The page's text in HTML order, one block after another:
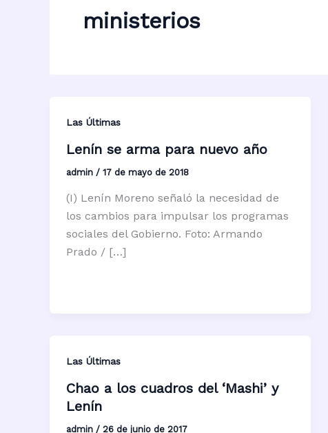
ministerios
Las Últimas
Lenín se arma para nuevo año
admin / 17 de mayo de 2018
(I) Lenín Moreno señaló la necesidad de
los cambios para impulsar los programas
sociales del Gobierno. Foto: Armando
Prado / […]
Las Últimas
Chao a los cuadros del ‘Mashi’ y
Lenín
admin / 26 de junio de 2017